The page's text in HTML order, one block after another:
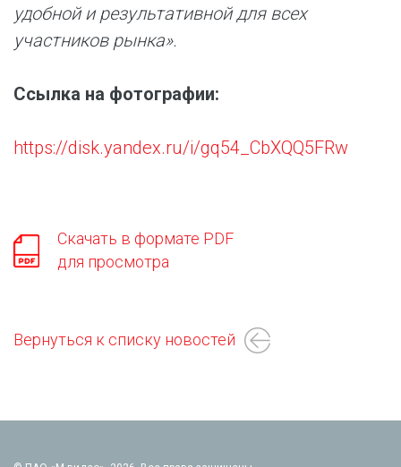
удобной и результативной для всех
участников рынка».
Ссылка на фотографии:
https://disk.yandex.ru/i/gq54_CbXQQ5FRw
Скачать в формате PDF
для просмотра
Вернуться к списку новостей